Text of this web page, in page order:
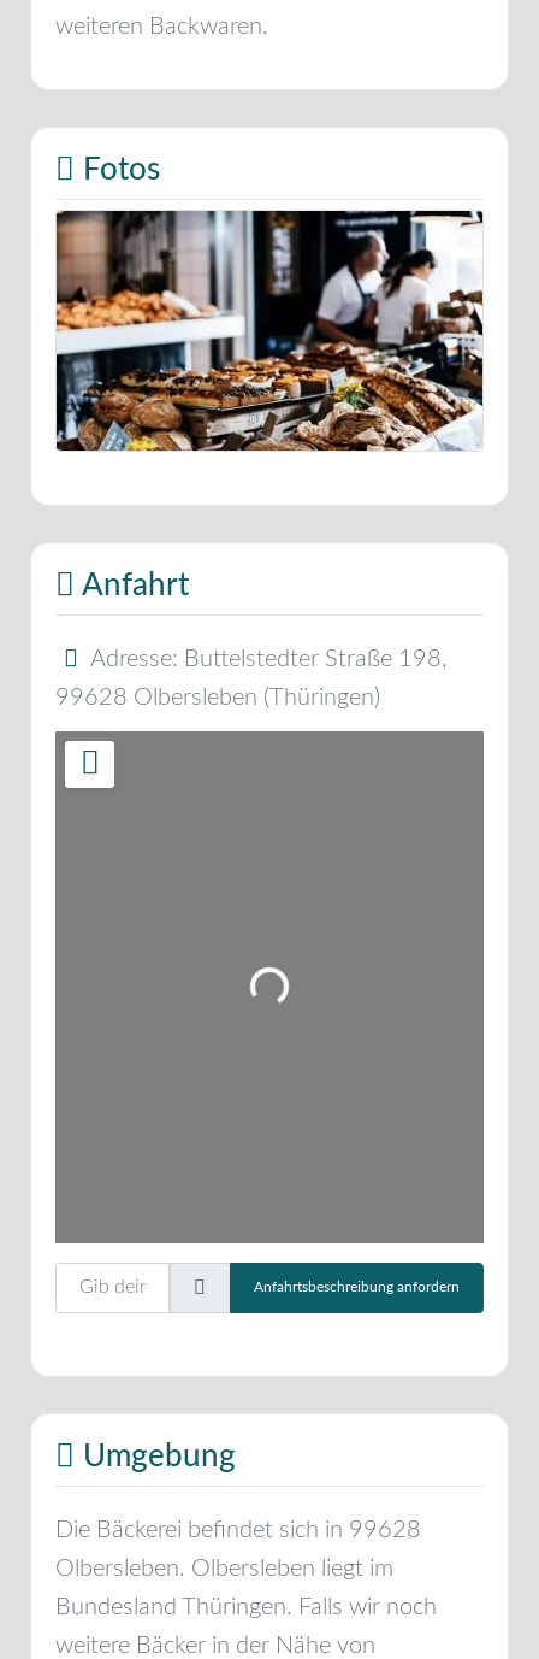
weiteren Backwaren.
Fotos
Anfahrt
Adresse: Buttelstedter Straße 198,
99628 Olbersleben (Thüringen)
Wird geladen …
Gib deinen Standort ein.
Anfahrtsbeschreibung anfordern
Umgebung
Die Bäckerei befindet sich in 99628
Olbersleben. Olbersleben liegt im
Bundesland Thüringen. Falls wir noch
weitere Bäcker in der Nähe von